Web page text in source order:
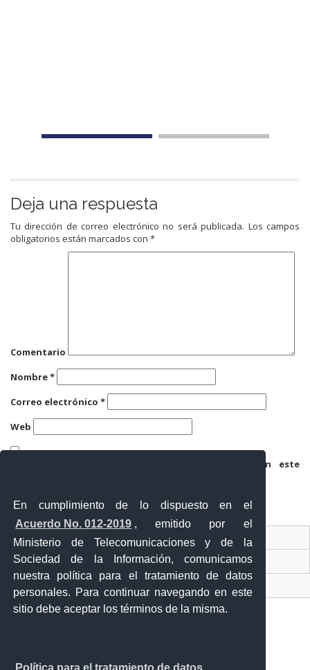
En cumplimiento de lo dispuesto en el
Acuerdo No. 012-2019 , emitido por el
Ministerio de Telecomunicaciones y de la
Sociedad de la Información, comunicamos
nuestra política para el tratamiento de datos
personales. Para continuar navegando en este
sitio debe aceptar los términos de la misma.
Deja una respuesta
Tu dirección de correo electrónico no será publicada. Los campos
obligatorios están marcados con *
Comentario
Nombre*
Correo electrónico *
Web
Guarda mi nombre, correo electrónico y web en este
Contacto Ciudadano
Ventanilla Única de Comercio Exterior
Sistema Nacional de Información (SNI)
Calle 12 de febrero y Vicente Rocafuerte